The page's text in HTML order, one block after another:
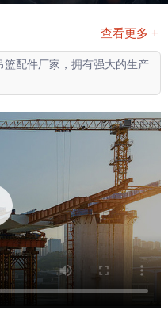
查看更多 +
配件厂家，拥有强大的生产